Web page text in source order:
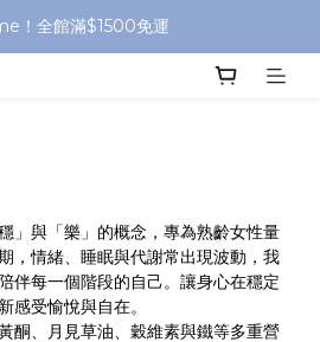
！全館滿$1500免運
」與「樂」的概念，專為熟齡女性量
，情緒、睡眠與代謝常出現波動，我
伴每一個階段的自己。讓身心在穩定
感受愉悅與自在。
酮、月見草油、穀維素與鐵等多重營